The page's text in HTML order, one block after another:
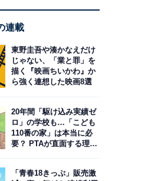
連載
東野圭吾や湊かなえだけ
じゃない、「業と罪」を
描く『映画ちいかわ』か
ら強く連想した映画8選
20年間「駆け込み実績ゼ
ロ」の学校も…「こども
110番の家」は本当に必
要？ PTAが直面する理想
「青春18きっぷ」販売激